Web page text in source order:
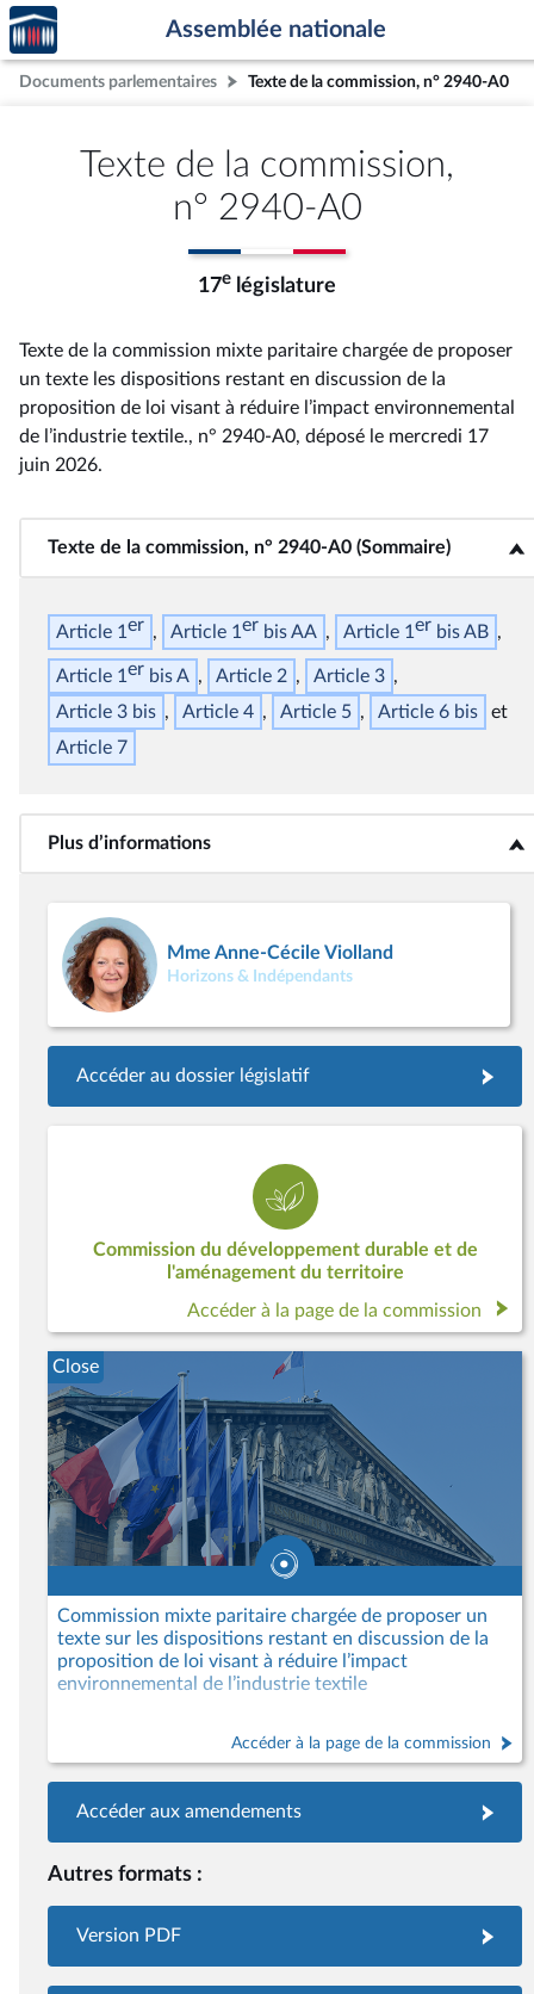
Aller au contenu
Aller en bas de la page
Accèder
à la
page
d'accueil
Assemblée nationale
Documents parlementaires Texte de la commission, n° 2940-A0
Texte de la commission,
n° 2940-A0
17e législature
Texte de la commission mixte paritaire chargée de proposer
un texte les dispositions restant en discussion de la
proposition de loi visant à réduire l’impact environnemental
de l’industrie textile., n° 2940-A0, déposé le mercredi 17
juin 2026.
Texte de la commission, n° 2940-A0 (Sommaire)
<b>Texte de la commission, n° 2940-A0 (Sommaire)</b>
Article 1er Article 1er bisAA Article 1er bisAB
Article 1 er bisA Article 2
Article 3
Article 3 bis Article 4 Article 5 Article 6 bis
Article 7
Plus d’informations<b>Plus d’informations</b>
Mme Anne-Cécile Violland
Horizons & Indépendants
Accéder au dossier législatif
Commission du développement durable et de
l'aménagement du territoire
Accéder à la page de la commission
Commission mixte paritaire chargée de proposer un
texte sur les dispositions restant en discussion de la
proposition de loi visant à réduire l’impact
environnemental de l’industrie textile
Accéder à la page de la commission
Close
Accéder aux amendements
Autres formats :
Version PDF